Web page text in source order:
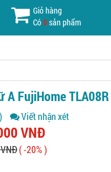
Giỏ hàng
Có0sản phẩm
FujiHome TLA08R
Viết nhận xét
VNĐ
( -20% )